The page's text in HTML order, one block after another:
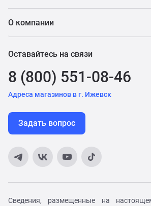
О компании
Оставайтесь на связи
8 (800) 551-08-46
Адреса магазинов в г. Ижевск
Задать вопрос
Сведения, размещенные на настоящем